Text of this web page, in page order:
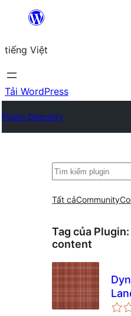
Chuyển
phần
nội
dung
tiếng Việt
Tải WordPress
Plugin Directory
Tìm
Tất cảCommunity
Tag của Plugin:
content